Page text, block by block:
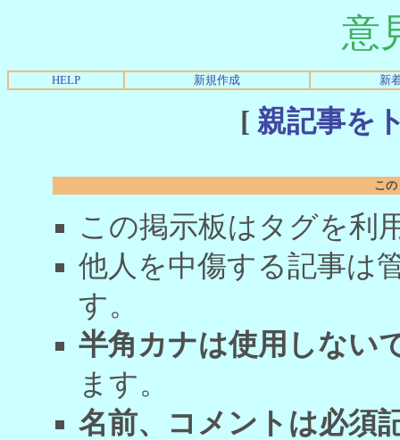
意
HELP 新規作成 新
[ 親記事を
こ
この掲示板はタグを利
他人を中傷する記事は
す。
半角カナは使用しない
ます。
名前、コメントは必須